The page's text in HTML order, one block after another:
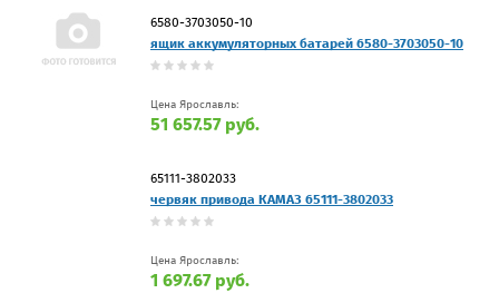
6580-3703050-10
ящик аккумуляторных батарей 6580-3703050-10
Цена Ярославль:
51 657.57 руб.
65111-3802033
червяк привода КАМАЗ 65111-3802033
Цена Ярославль:
1 697.67 руб.